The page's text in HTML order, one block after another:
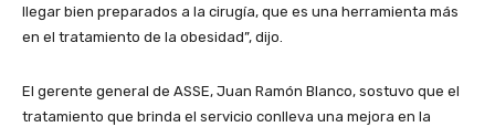
llegar bien preparados a la cirugía, que es una herramienta más
en el tratamiento de la obesidad”, dijo.
El gerente general de ASSE, Juan Ramón Blanco, sostuvo que el
tratamiento que brinda el servicio conlleva una mejora en la